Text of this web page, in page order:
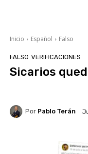
Inicio Español Falso
FALSO VERIFICACIONES
Sicarios
Por Pablo Terán